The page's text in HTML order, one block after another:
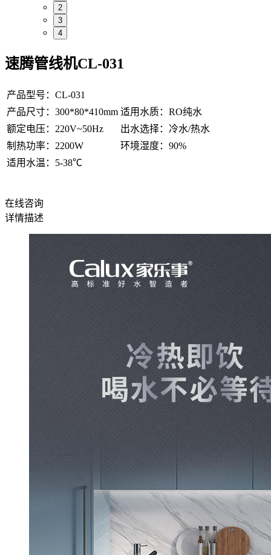
2
3
4
速腾管线机CL-031
产品型号： CL-031
产品尺寸： 300*80*410mm 适用水质： RO纯水
额定电压： 220V~50Hz 出水选择： 冷水/热水
制热功率： 2200W 环境湿度： 90%
适用水温： 5-38℃
在线咨询
详情描述